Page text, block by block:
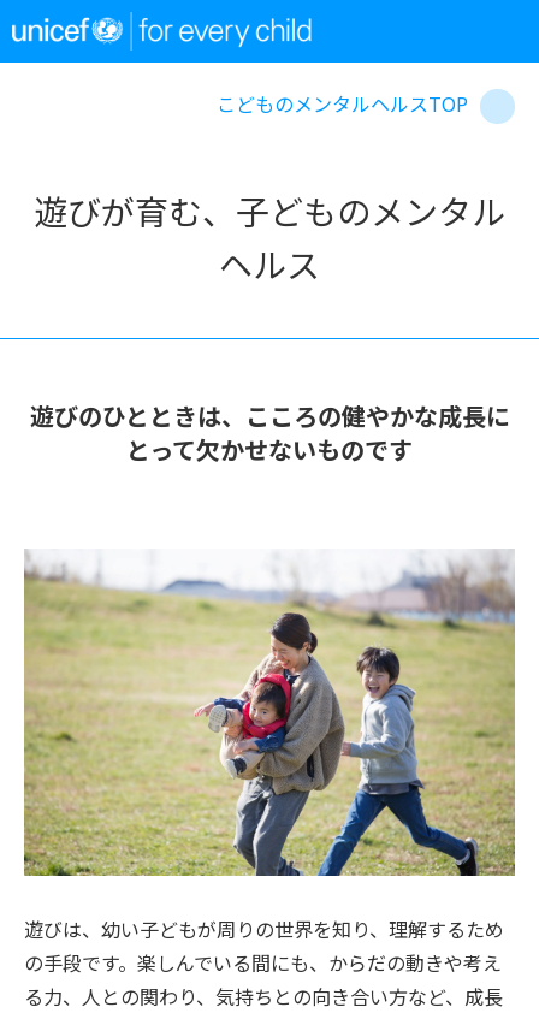
こどものメンタルヘルスTOP
遊びが育む、子どものメンタル
ヘルス
遊びのひとときは、こころの健やかな成長に
とって欠かせないものです
遊びは、幼い子どもが周りの世界を知り、理解するため
の手段です。楽しんでいる間にも、からだの動きや考え
る力、人との関わり、気持ちとの向き合い方など、成長